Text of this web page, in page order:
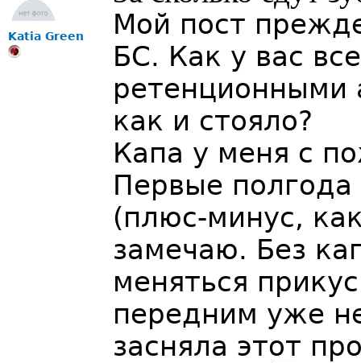
Katia Green
Мой пост
БС. Как у вас
ретенционными
как и стояло?
Капа у меня с
Первые полгода
(плюс-минус,
замечаю. Без
меняться
передним уже
засняла этот